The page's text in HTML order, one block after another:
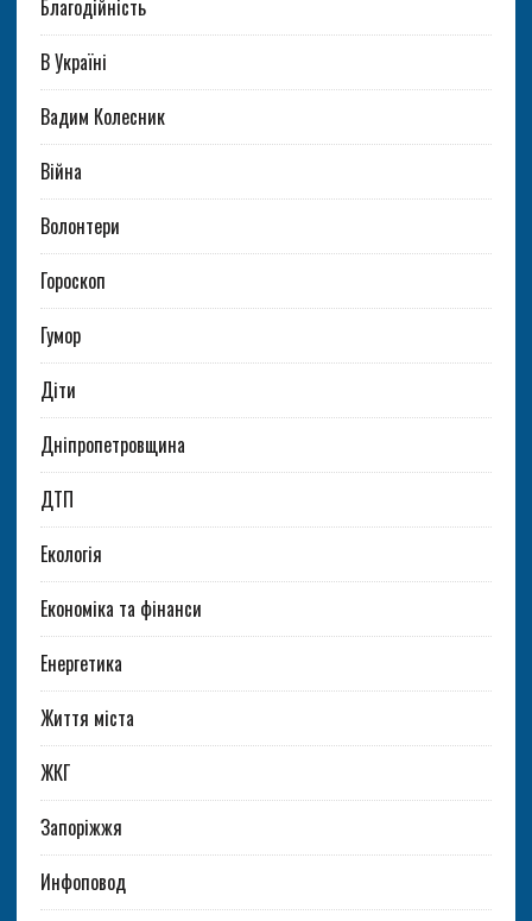
Благодійність
В Україні
Вадим Колесник
Війна
Волонтери
Гороскоп
Гумор
Діти
Дніпропетровщина
ДТП
Екологія
Економіка та фінанси
Енергетика
Життя міста
ЖКГ
Запоріжжя
Инфоповод